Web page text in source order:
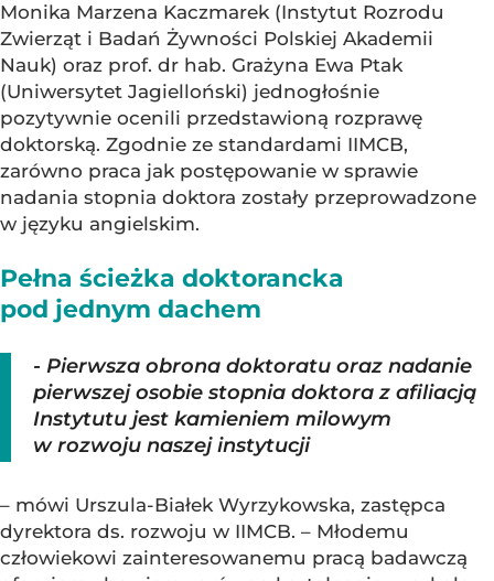
Monika Marzena Kaczmarek (Instytut Rozrodu
Zwierząt i Badań Żywności Polskiej Akademii
Nauk) oraz prof. dr hab. Grażyna Ewa Ptak
(Uniwersytet Jagielloński) jednogłośnie
pozytywnie ocenili przedstawioną rozprawę
doktorską. Zgodnie ze standardami IIMCB,
zarówno praca jak postępowanie w sprawie
nadania stopnia doktora zostały przeprowadzone
w języku angielskim.
Pełna ścieżka doktorancka
pod jednym dachem
- Pierwsza obrona doktoratu oraz nadanie
pierwszej osobie stopnia doktora z afiliacją
Instytutu jest kamieniem milowym
w rozwoju naszej instytucji
– mówi Urszula-Białek Wyrzykowska, zastępca
dyrektora ds. rozwoju w IIMCB. – Młodemu
człowiekowi zainteresowanemu pracą badawczą